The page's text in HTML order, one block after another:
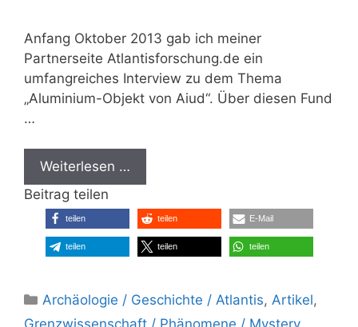
Anfang Oktober 2013 gab ich meiner
Partnerseite Atlantisforschung.de ein
umfangreiches Interview zu dem Thema
„Aluminium-Objekt von Aiud“. Über diesen Fund
…
Weiterlesen …
Beitrag teilen
teilen teilen E-Mail
teilen teilen teilen
Kategorien
Archäologie / Geschichte / Atlantis,Artikel,